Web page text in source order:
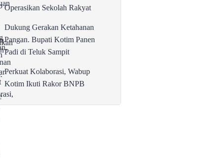
Operasikan Sekolah Rakyat
Dukung Gerakan Ketahanan
Pangan. Bupati Kotim Panen
Padi di Teluk Sampit
Perkuat Kolaborasi, Wabup
Kotim Ikuti Rakor BNPB